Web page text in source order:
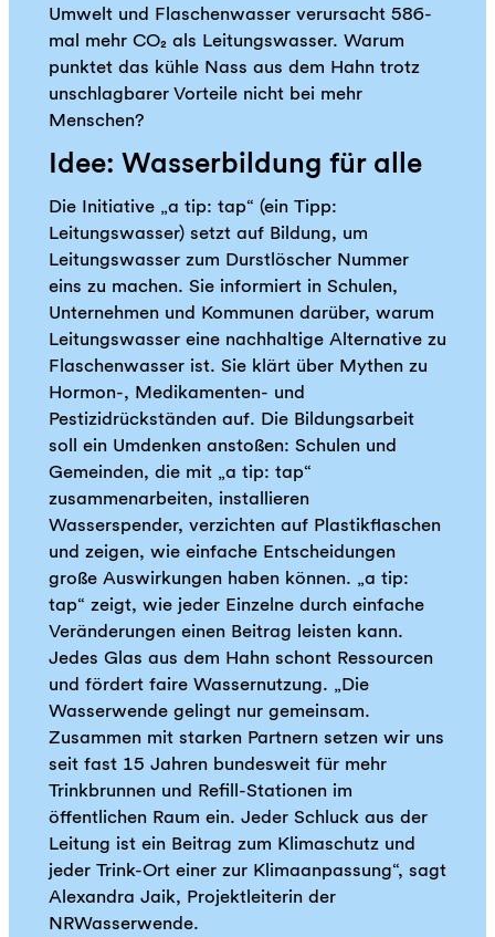
Umwelt und Flaschenwasser verursacht 586-
mal mehr CO₂ als Leitungswasser. Warum
punktet das kühle Nass aus dem Hahn trotz
unschlagbarer Vorteile nicht bei mehr
Menschen?
Idee: Wasserbildung für alle
Die Initiative „a tip: tap“ (ein Tipp:
Leitungswasser) setzt auf Bildung, um
Leitungswasser zum Durstlöscher Nummer
eins zu machen. Sie informiert in Schulen,
Unternehmen und Kommunen darüber, warum
Leitungswasser eine nachhaltige Alternative zu
Flaschenwasser ist. Sie klärt über Mythen zu
Hormon-, Medikamenten- und
Pestizidrückständen auf. Die Bildungsarbeit
soll ein Umdenken anstoßen: Schulen und
Gemeinden, die mit „a tip: tap“
zusammenarbeiten, installieren
Wasserspender, verzichten auf Plastikflaschen
und zeigen, wie einfache Entscheidungen
große Auswirkungen haben können. „a tip:
tap“ zeigt, wie jeder Einzelne durch einfache
Veränderungen einen Beitrag leisten kann.
Jedes Glas aus dem Hahn schont Ressourcen
und fördert faire Wassernutzung. „Die
Wasserwende gelingt nur gemeinsam.
Zusammen mit starken Partnern setzen wir uns
seit fast 15 Jahren bundesweit für mehr
Trinkbrunnen und Refill-Stationen im
öffentlichen Raum ein. Jeder Schluck aus der
Leitung ist ein Beitrag zum Klimaschutz und
jeder Trink-Ort einer zur Klimaanpassung“, sagt
Alexandra Jaik, Projektleiterin der
NRWasserwende.